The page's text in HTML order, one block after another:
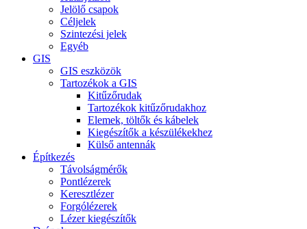
Jelölő csapok
Céljelek
Szintezési jelek
Egyéb
GIS
GIS eszközök
Tartozékok a GIS
Kitűzőrudak
Tartozékok kitűzőrudakhoz
Elemek, töltők és kábelek
Kiegészítők a készülékekhez
Külső antennák
Építkezés
Távolságmérők
Pontlézerek
Keresztlézer
Forgólézerek
Lézer kiegészítők